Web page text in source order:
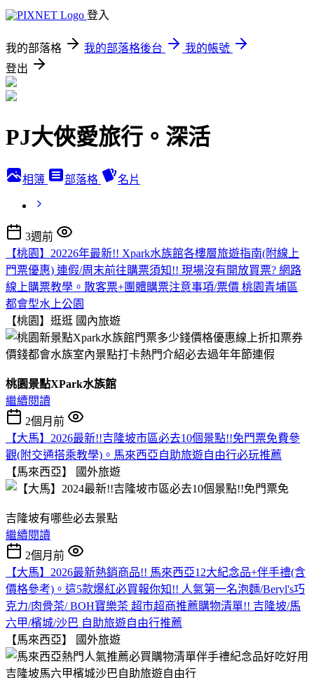
登入
我的部落格 我的部落格後台
我的帳號
登出
PJ大俠愛旅行。深活
相簿 部落格 名片
3週前
【桃園】20226年最新!! Xpark水族館各樓層旅遊指南(附線上
門票優惠) 連假/周末前往購票須知!! 現場沒有開放買票? 網路
線上購票教學。散客票+團體購票注意事項/票價 桃園青埔區
都會型水上公園
【桃園】逛逛 國內旅遊
桃園景點XPark水族館
繼續閱讀
2個月前
【大馬】2026最新!!吉隆坡市區必去10個景點!!免門票免費參
觀(附交通搭乘教學)。馬來西亞自助旅遊自由行必玩推薦
【馬來西亞】
國外旅遊
吉隆坡有哪些必去景點
繼續閱讀
2個月前
【大馬】2026最新熱銷商品!! 馬來西亞12大紀念品+伴手禮(含
價格參考)。這5款爆紅必買報你知!! 人氣第一名泡麵/Beryl's巧
克力/肉骨茶/ BOH寶樂茶 超市超商推薦購物清單!! 吉隆坡/馬
六甲/檳城/沙巴 自助旅遊自由行推薦
【馬來西亞】
國外旅遊